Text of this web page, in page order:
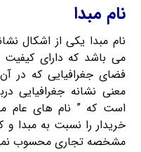
نام مبدا
نام مبدا یکی از اشکال
می باشد که دارای
فضای جغرافیایی که در
معنی نشانه جغرافیایی
است که ” نام های عام
خریدار را نسبت به مبدا
مشخصه تجاری محسوب